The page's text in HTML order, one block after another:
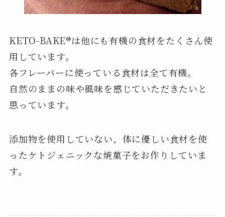
KETO-BAKE®︎は他にも有機の食材をたくさん使
用しています。
各フレーバーに使っている食材は全て有機。
自然のままの味や風味を感じていただきたいと
思っています。
添加物を使用していない、体に優しい食材を使
ったケトジェニックな焼菓子をお作りしていま
す。